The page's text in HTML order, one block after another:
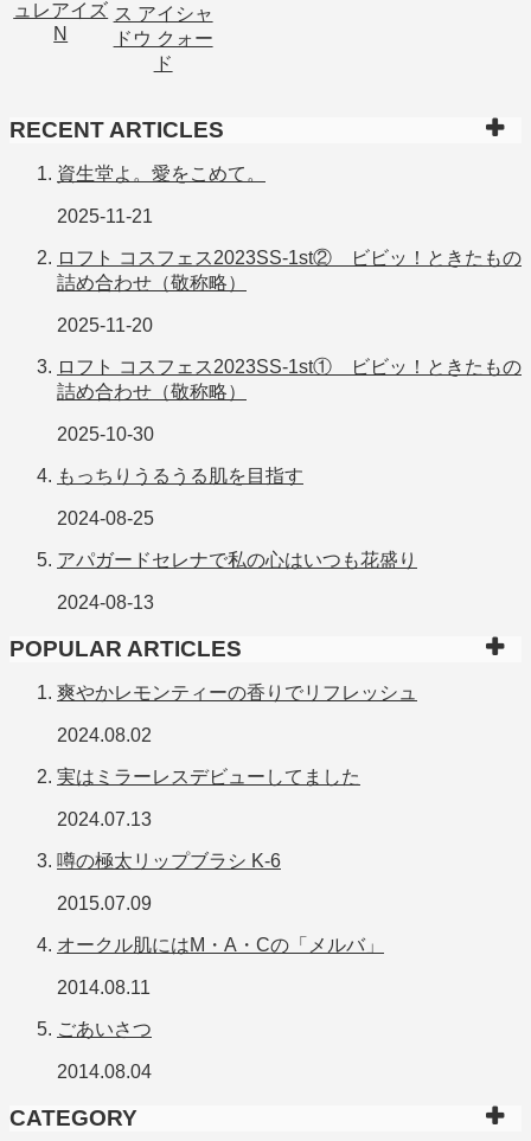
RECENT ARTICLES
資生堂よ。愛をこめて。
2025-11-21
ロフト コスフェス2023SS-1st② ビビッ！ときたもの
詰め合わせ（敬称略）
2025-11-20
ロフト コスフェス2023SS-1st① ビビッ！ときたもの
詰め合わせ（敬称略）
2025-10-30
もっちりうるうる肌を目指す
2024-08-25
アパガードセレナで私の心はいつも花盛り
2024-08-13
POPULAR ARTICLES
爽やかレモンティーの香りでリフレッシュ
2024.08.02
実はミラーレスデビューしてました
2024.07.13
噂の極太リップブラシ K-6
2015.07.09
オークル肌にはM・A・Cの「メルバ」
2014.08.11
ごあいさつ
2014.08.04
CATEGORY